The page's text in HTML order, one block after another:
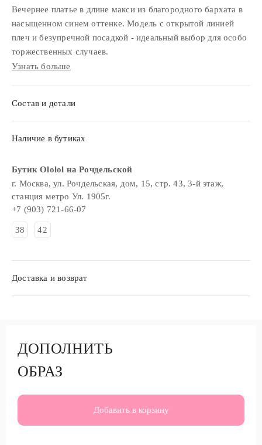
Вечернее платье в длине макси из благородного бархата в
насыщенном синем оттенке. Модель с открытой линией
плеч и безупречной посадкой - идеальный выбор для особо
торжественных случаев.
Узнать больше
Состав и детали
Наличие в бутиках
Бутик Ololol на Рочдельской
г. Москва, ул. Рочдельская, дом, 15, стр. 43, 3-й этаж,
станция метро Ул. 1905г.
+7 (903) 721-66-07
38 42
Доставка и возврат
ДОПОЛНИТЬ
ОБРАЗ
Добавить в корзину